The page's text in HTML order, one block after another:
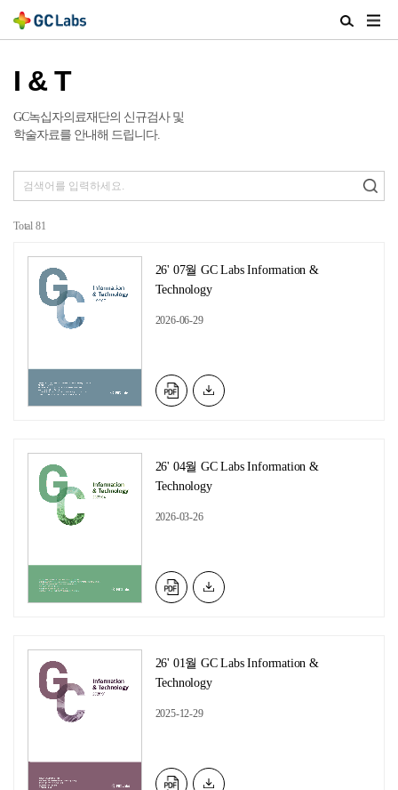
검
색
I & T
GC녹십자의료재단의 신규검사 및
학술자료를 안내해 드립니다.
Total 81
26' 07월 GC Labs Information &
Technology
2026-06-29
26' 04월 GC Labs Information &
Technology
2026-03-26
26' 01월 GC Labs Information &
Technology
2025-12-29